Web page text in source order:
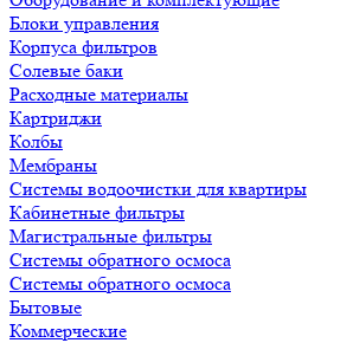
Блоки управления
Корпуса фильтров
Солевые баки
Расходные материалы
Картриджи
Колбы
Мембраны
Системы водоочистки для квартиры
Кабинетные фильтры
Магистральные фильтры
Системы обратного осмоса
Системы обратного осмоса
Бытовые
Коммерческие